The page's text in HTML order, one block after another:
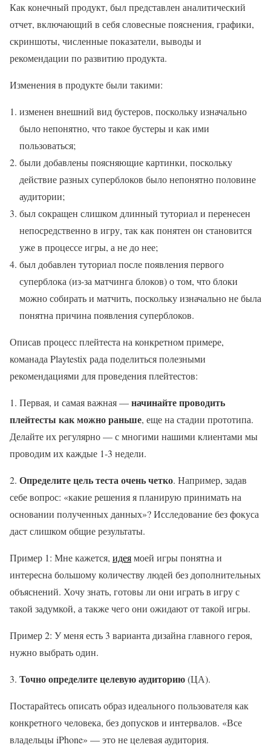
Как конечный продукт, был представлен аналитический
отчет, включающий в себя словесные пояснения, графики,
скриншоты, численные показатели, выводы и
рекомендации по развитию продукта.
Изменения в продукте были такими:
изменен внешний вид бустеров, поскольку изначально
было непонятно, что такое бустеры и как ими
пользоваться;
были добавлены поясняющие картинки, поскольку
действие разных суперблоков было непонятно половине
аудитории;
был сокращен слишком длинный туториал и перенеcен
непосредственно в игру, так как понятен он становится
уже в процессе игры, а не до нее;
был добавлен туториал после появления первого
суперблока (из-за матчинга блоков) о том, что блоки
можно собирать и матчить, поскольку изначально не была
понятна причина появления суперблоков.
Описав процесс плейтеста на конкретном примере,
команада Playtestix рада поделиться полезными
рекомендациями для проведения плейтестов:
1. Первая, и самая важная —начинайте проводить
плейтесты как можно раньше, еще на стадии прототипа.
Делайте их регулярно — с многими нашими клиентами мы
проводим их каждые 1-3 недели.
2. Определите цель теста очень четко. Например, задав
себе вопрос: «какие решения я планирую принимать на
основании полученных данных»? Исследование без фокуса
даст слишком общие результаты.
Пример 1: Мне кажется, идеямоей игры понятна и
интересна большому количеству людей без дополнительных
объяснений. Хочу знать, готовы ли они играть в игру с
такой задумкой, а также чего они ожидают от такой игры.
Пример 2: У меня есть 3 варианта дизайна главного героя,
нужно выбрать один.
3. Точно определите целевую аудиторию(ЦА).
Постарайтесь описать образ идеального пользователя как
конкретного человека, без допусков и интервалов. «Все
владельцы iPhone» — это не целевая аудитория.